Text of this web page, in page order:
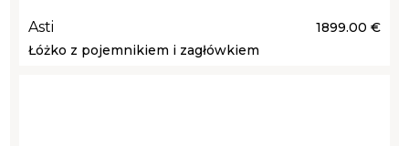
Asti
1899.00 €
Łóżko z pojemnikiem i zagłówkiem